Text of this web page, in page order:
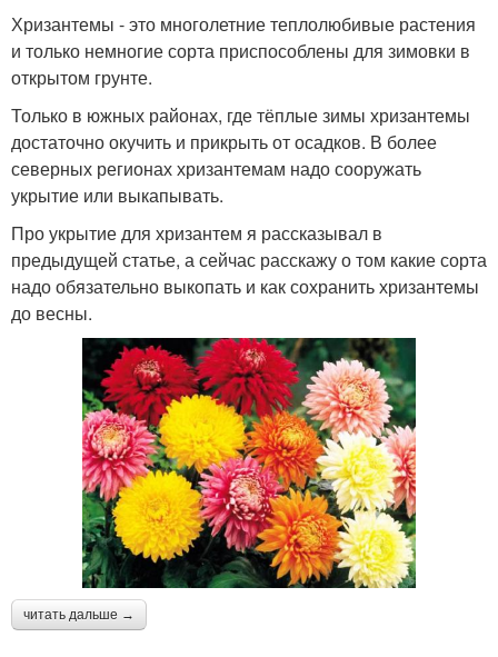
Хризантемы - это многолетние теплолюбивые растения
и только немногие сорта приспособлены для зимовки в
открытом грунте.
Только в южных районах, где тёплые зимы хризантемы
достаточно окучить и прикрыть от осадков. В более
северных регионах хризантемам надо сооружать
укрытие или выкапывать.
Про укрытие для хризантем я рассказывал в
предыдущей статье, а сейчас расскажу о том какие сорта
надо обязательно выкопать и как сохранить хризантемы
до весны.
читать дальше →